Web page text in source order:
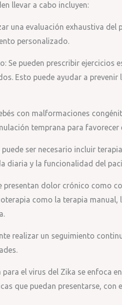
llevar a cabo incluyen:
una evaluación exhaustiva del
personalizado.
Se pueden prescribir ejercicios
Esto puede ayudar a
con malformaciones
temprana para
ser necesario incluir
diaria y la funcionalidad del
presentan dolor crónico como
como la terapia
realizar un seguimiento
el virus del Zika se enfoca
que puedan presentarse,